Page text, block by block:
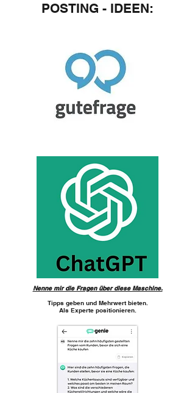
POSTING - IDEEN:
Nenne mir die Fragen über diese Maschine.
Tipps geben und Mehrwert bieten.
Als Experte positionieren.